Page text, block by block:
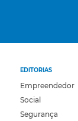
EDITORIAS
Empreendedor
Social
Segurança